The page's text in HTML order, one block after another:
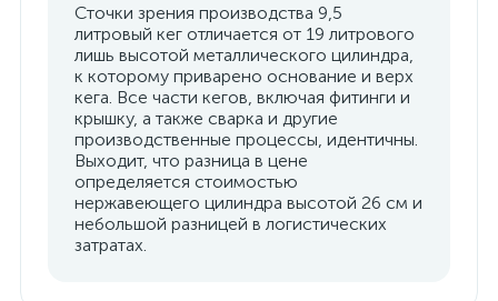
Сточки зрения производства 9,5
литровый кег отличается от 19 литрового
лишь высотой металлического цилиндра,
к которому приварено основание и верх
кега. Все части кегов, включая фитинги и
крышку, а также сварка и другие
производственные процессы, идентичны.
Выходит, что разница в цене
определяется стоимостью
нержавеющего цилиндра высотой 26 см и
небольшой разницей в логистических
затратах.